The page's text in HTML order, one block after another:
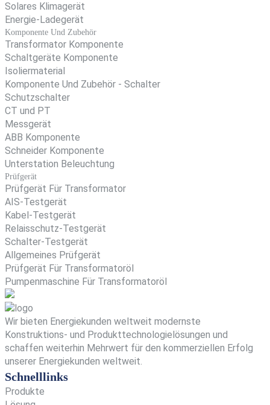
Solares Klimagerät
Energie-Ladegerät
Komponente Und Zubehör
Transformator Komponente
Schaltgeräte Komponente
Isoliermaterial
Komponente Und Zubehör - Schalter
Schutzschalter
CT und PT
Messgerät
ABB Komponente
Schneider Komponente
Unterstation Beleuchtung
Prüfgerät
Prüfgerät Für Transformator
AIS-Testgerät
Kabel-Testgerät
Relaisschutz-Testgerät
Schalter-Testgerät
Allgemeines Prüfgerät
Prüfgerät Für Transformatoröl
Pumpenmaschine Für Transformatoröl
Wir bieten Energiekunden weltweit modernste
Konstruktions- und Produkttechnologielösungen und
schaffen weiterhin Mehrwert für den kommerziellen Erfolg
unserer Energiekunden weltweit.
Schnelllinks
Produkte